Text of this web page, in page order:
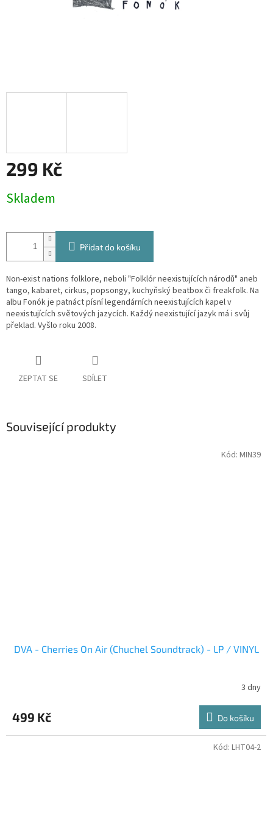
299 Kč
cena:
Skladem
Přidat do košíku
Non-exist nations folklore, neboli "Folklór neexistujících národů" aneb
tango, kabaret, cirkus, popsongy, kuchyňský beatbox či freakfolk. Na
albu Fonók je patnáct písní legendárních neexistujících kapel v
neexistujících světových jazycích. Každý neexistující jazyk má i svůj
překlad. Vyšlo roku 2008.
ZEPTAT SE SDÍLET
Související produkty
DVA - Cherries On Air (Chuchel Soundtrack) - LP / VINYL
3 dny
499 Kč Do košíku
Kód: MIN39
Kód: LHT04-2